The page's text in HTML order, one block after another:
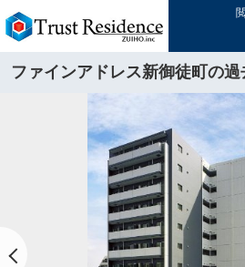
ファインアドレス新御徒町の